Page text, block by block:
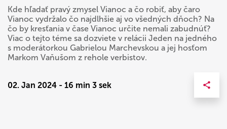
Kde hľadať pravý zmysel Vianoc a čo robiť, aby čaro
Vianoc vydržalo čo najdlhšie aj vo všedných dňoch? Na
čo by kresťania v čase Vianoc určite nemali zabudnúť?
Viac o tejto téme sa dozviete v relácii Jeden na jedného
s moderátorkou Gabrielou Marchevskou a jej hosťom
Markom Vaňušom z rehole verbistov.
02. Jan 2024 - 16 min 3 sek